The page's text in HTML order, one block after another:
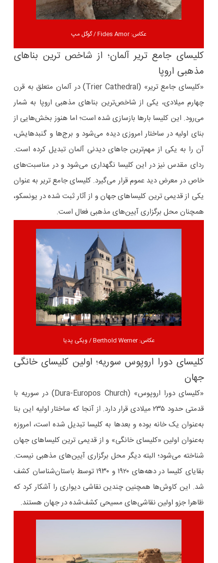
عکاس: Fides Amor / گوگل مپ
کلیسای جامع تریر آلمان؛ از شاخص ترین بناهای
مذهبی اروپا
«کلیسای جامع تریر» (Trier Cathedral) در آلمان متعلق به قرن
چهارم میلادی، یکی از شاخص‌ترین بناهای مذهبی اروپا به شمار
می‌رود. این کلیسا بارها بازسازی شده است؛ اما هنوز بخش‌هایی از
بنای اولیه در ساختار امروزی دیده می‌شود و برج‌ها و گنبدهایش،
آن را به یکی از مهم‌ترین جاهای دیدنی آلمان تبدیل کرده است.
ردای مقدس نیز در این کلیسا نگهداری می‌شود و در مناسبت‌های
خاص در معرض دید عموم قرار می‌گیرد. کلیسای جامع تریر به عنوان
یکی از قدیمی ترین کلیساهای جهان و از آثار ثبت شده در یونسکو،
همچنان محل برگزاری آیین‌های مذهبی فعال است.
عکاس: Berthold Werner / ویکی پدیا
کلیسای دورا اروپوس سوریه؛ اولین کلیسای خانگی
جهان
«کلیسای دورا اروپوس» (Dura-Europos Church) در سوریه با
قدمتی حدود ۲۳۵ میلادی قرار دارد. از آنجا که ساختار اولیه این بنا
به‌عنوان یک خانه بوده و بعدها به کلیسا تبدیل شده است، امروزه
به‌عنوان اولین «کلیسای خانگی» و از قدیمی ترین کلیساهای جهان
شناخته می‌شود؛ البته دیگر محل برگزاری آیین‌های مذهبی نیست.
بقایای کلیسا در دهه‌های ۱۹۲۰ و ۱۹۳۰ توسط باستان‌شناسان کشف
شد. این کاوش‌ها همچنین چندین نقاشی دیواری را آشکار کرد که
ظاهرا جزو اولین نقاشی‌های مسیحی کشف‌شده در جهان هستند.